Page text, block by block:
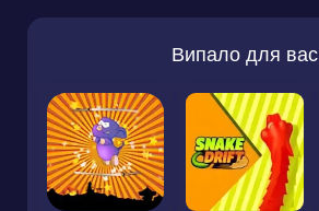
Випало для вас